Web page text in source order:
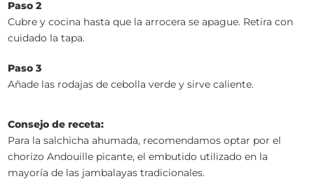
Paso 2
Cubre y cocina hasta que la arrocera se apague. Retira con
cuidado la tapa.
Paso 3
Añade las rodajas de cebolla verde y sirve caliente.
Consejo de receta:
Para la salchicha ahumada, recomendamos optar por el
chorizo Andouille picante, el embutido utilizado en la
mayoría de las jambalayas tradicionales.